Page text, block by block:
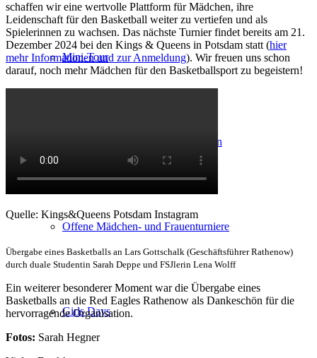
Mini-Tour
Basketball an 15.000 Grundschulen
Offene Mädchen- und Frauenturniere
Girls Days
schaffen wir eine wertvolle Plattform für Mädchen, ihre
Leidenschaft für den Basketball weiter zu vertiefen und als
Spielerinnen zu wachsen. Das nächste Turnier findet bereits am 21.
Dezember 2024 bei den Kings & Queens in Potsdam statt (hier
mehr Informationen und zur Anmeldung). Wir freuen uns schon
darauf, noch mehr Mädchen für den Basketballsport zu begeistern!
Quelle: Kings&Queens Potsdam Instagram
Übergabe eines Basketballs an Lars Gottschalk (Geschäftsführer Rathenow)
durch duale Studentin Sarah Deppe und FSJlerin Lena Wolff
Ein weiterer besonderer Moment war die Übergabe eines
Basketballs an die Red Eagles Rathenow als Dankeschön für die
hervorragende Organisation.
Fotos: Sarah Hegner